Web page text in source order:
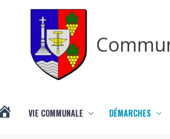
VIE COMMUNALE DÉMARCHES